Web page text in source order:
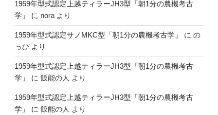
1959年型式認定上越ティラーJH3型「朝1分の農機考古
学」
に nora より
1959年型式認定サノMKC型「朝1分の農機考古学」 に の
っぴより
1959年型式認定上越ティラーJH3型「朝1分の農機考古
学」
に 飯能の人 より
1959年型式認定上越ティラーJH3型「朝1分の農機考古
学」
に 飯能の人 より